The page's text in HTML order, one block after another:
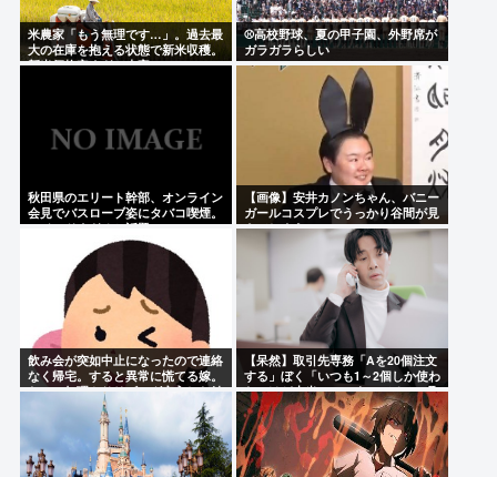
米農家「もう無理です…」。過去最
大の在庫を抱える状態で新米収穫。
新米価格安すぎて赤字に
⚾高校野球、夏の甲子園、外野席が
ガラガラらしい
秋田県のエリート幹部、オンライン
会見でバスローブ姿にタバコ喫煙。
ワイルドすぎると話題に
【画像】安井カノンちゃん、バニー
ガールコスプレでうっかり谷間が見
えてしまう
飲み会が突如中止になったので連絡
なく帰宅。すると異常に慌てる嫁。
なので無理やりリビング突入した結
【呆然】取引先専務「Aを20個注文
する」ぼく「いつも1～2個しか使わ
ないけど本当に20であってる？」取
専「あってる」⇒結果！